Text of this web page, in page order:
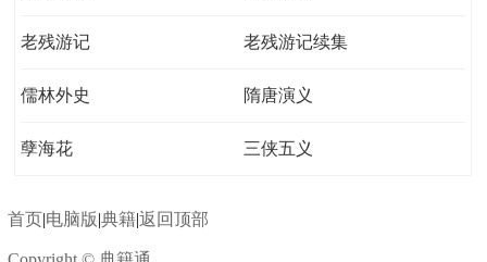
老残游记 老残游记续集
儒林外史 隋唐演义
孽海花 三侠五义
首页|电脑版|典籍|返回顶部